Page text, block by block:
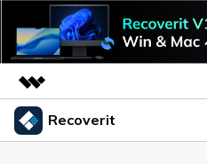
주요 제품Recoverit